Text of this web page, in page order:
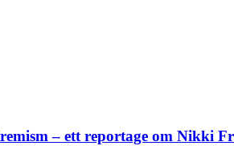
– ett reportage om Nikki